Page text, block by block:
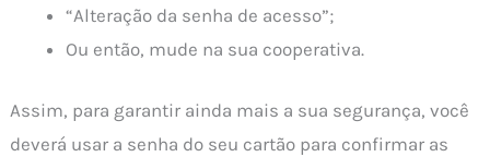
“Alteração da senha de acesso”;
Ou então, mude na sua cooperativa.
Assim, para garantir ainda mais a sua segurança, você
deverá usar a senha do seu cartão para confirmar as